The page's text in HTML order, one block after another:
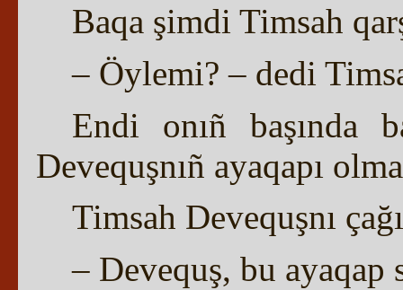
Baqa şimdi Timsah
– Öylemi? – dedi
Endi onıñ başında
Devequşnıñ ayaqapı
Timsah Devequşnı
– Devequş, bu ayaqap